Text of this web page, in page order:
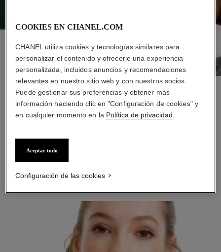
PASO 1
Suavice y humecte con LA CRÈME MAIN. Masajee una
pequeña cantidad en las manos hasta que se absorba por
COOKIES EN CHANEL.COM
CHANEL utiliza cookies y tecnologías similares para
personalizar el contenido y ofrecerle una experiencia
personalizada, incluidos anuncios y recomendaciones
relevantes en nuestro sitio web y con nuestros socios.
Puede gestionar sus preferencias y obtener más
información haciendo clic en "Configuración de cookies" y
en cualquier momento en la Política de privacidad
Aceptar todo
Configuración de las cookies